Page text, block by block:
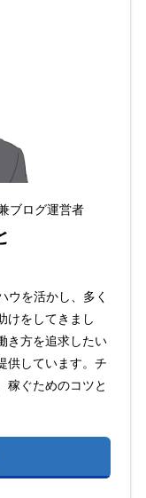
ブログ運営者
ウを活かし、多く
けをしてきまし
き方を追求したい
供しています。チ
稼ぐためのコツと